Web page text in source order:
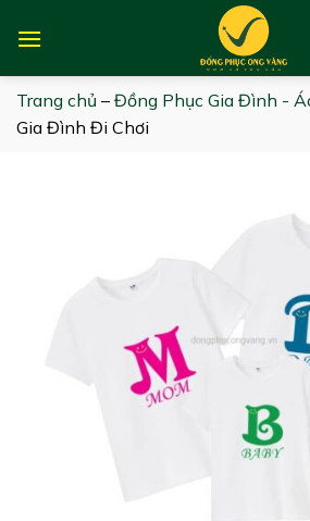
Trang chủ – Đồng Phục Gia Đình -
Gia Đình Đi Chơi